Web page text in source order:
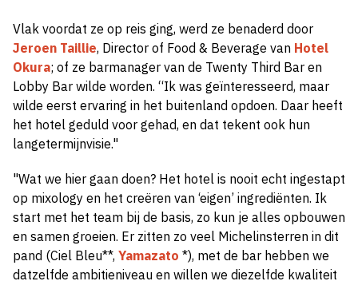
Vlak voordat ze op reis ging, werd ze benaderd door
Jeroen Taillie, Director of Food & Beverage van Hotel
Okura; of ze barmanager van de Twenty Third Bar en
Lobby Bar wilde worden. “Ik was geïnteresseerd, maar
wilde eerst ervaring in het buitenland opdoen. Daar heeft
het hotel geduld voor gehad, en dat tekent ook hun
langetermijnvisie."
"Wat we hier gaan doen? Het hotel is nooit echt ingestapt
op mixology en het creëren van ‘eigen’ ingrediënten. Ik
start met het team bij de basis, zo kun je alles opbouwen
en samen groeien. Er zitten zo veel Michelinsterren in dit
pand (Ciel Bleu**, Yamazato *), met de bar hebben we
datzelfde ambitieniveau en willen we diezelfde kwaliteit